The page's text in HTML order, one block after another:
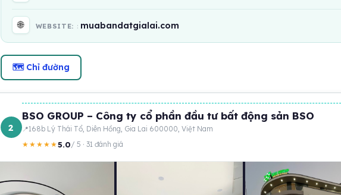
🌐 WEBSITE: muabandatgialai.com
🗺 Chỉ đường
2
BSO GROUP – Công ty cổ phần đầu tư bất động sản BSO
168b Lý Thái Tổ, Diên Hồng, Gia Lai 600000, Việt Nam
★★★★★5.0/ 5 · 31 đánh giá